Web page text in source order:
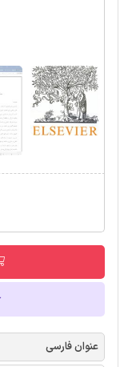
عنوان فارسی